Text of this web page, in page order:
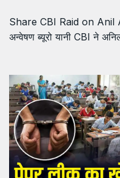
Share CBI Raid on Anil
अन्वेषण ब्यूरो यानी CBI ने